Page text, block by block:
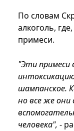
По словам
алкоголь,
примеси.
"Эти
шампанское.
но все же они
человека", -